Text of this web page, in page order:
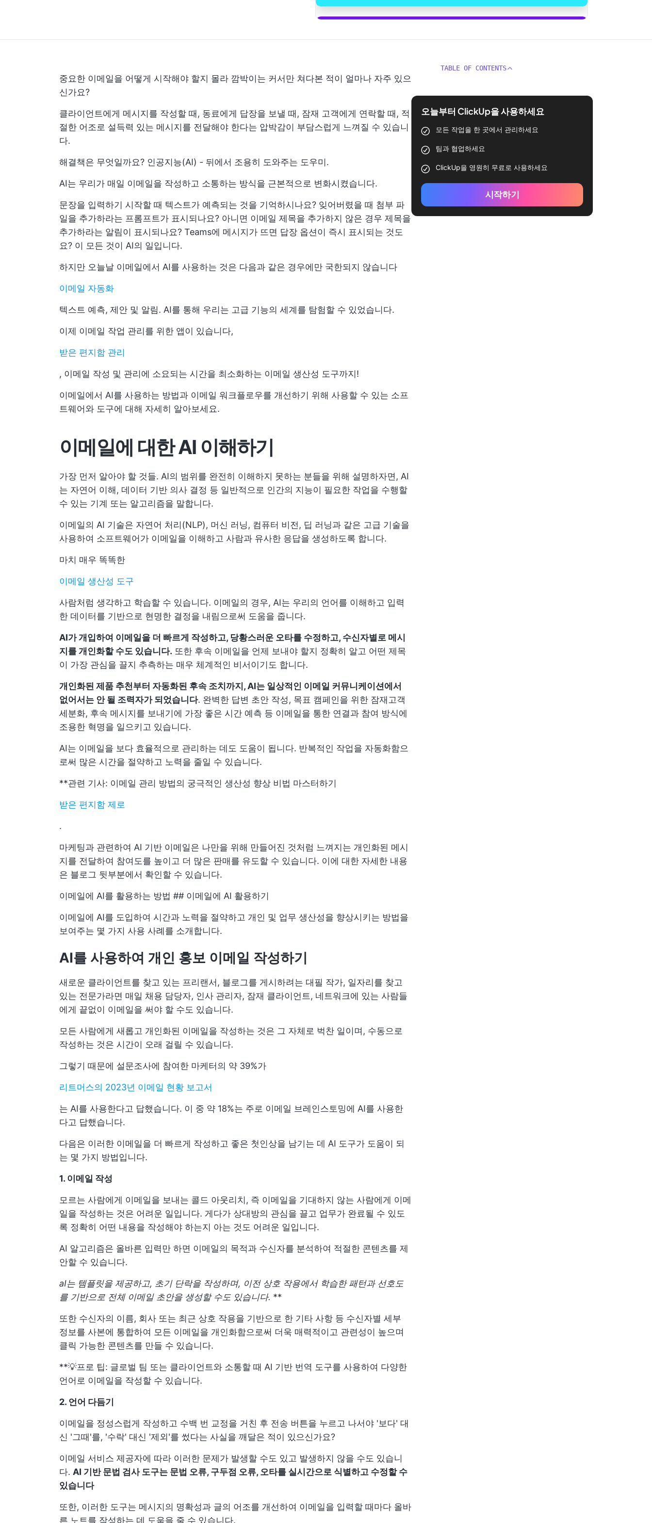
중요한 이메일을 어떻게 시작해야 할지 몰라 깜박이는 커서만 쳐다본 적이 얼마나 자주 있으
신가요?
클라이언트에게 메시지를 작성할 때, 동료에게 답장을 보낼 때, 잠재 고객에게 연락할 때, 적
절한 어조로 설득력 있는 메시지를 전달해야 한다는 압박감이 부담스럽게 느껴질 수 있습니
다.
해결책은 무엇일까요? 인공지능(AI) - 뒤에서 조용히 도와주는 도우미.
AI는 우리가 매일 이메일을 작성하고 소통하는 방식을 근본적으로 변화시켰습니다.
문장을 입력하기 시작할 때 텍스트가 예측되는 것을 기억하시나요? 잊어버렸을 때 첨부 파
일을 추가하라는 프롬프트가 표시되나요? 아니면 이메일 제목을 추가하지 않은 경우 제목을
추가하라는 알림이 표시되나요? Teams에 메시지가 뜨면 답장 옵션이 즉시 표시되는 것도
요? 이 모든 것이 AI의 일입니다.
하지만 오늘날 이메일에서 AI를 사용하는 것은 다음과 같은 경우에만 국한되지 않습니다
이메일 자동화
텍스트 예측, 제안 및 알림. AI를 통해 우리는 고급 기능의 세계를 탐험할 수 있었습니다.
이제 이메일 작업 관리를 위한 앱이 있습니다,
받은 편지함 관리
, 이메일 작성 및 관리에 소요되는 시간을 최소화하는 이메일 생산성 도구까지!
이메일에서 AI를 사용하는 방법과 이메일 워크플로우를 개선하기 위해 사용할 수 있는 소프
트웨어와 도구에 대해 자세히 알아보세요.
이메일에 대한 AI 이해하기
가장 먼저 알아야 할 것들. AI의 범위를 완전히 이해하지 못하는 분들을 위해 설명하자면, AI
는 자연어 이해, 데이터 기반 의사 결정 등 일반적으로 인간의 지능이 필요한 작업을 수행할
수 있는 기계 또는 알고리즘을 말합니다.
이메일의 AI 기술은 자연어 처리(NLP), 머신 러닝, 컴퓨터 비전, 딥 러닝과 같은 고급 기술을
사용하여 소프트웨어가 이메일을 이해하고 사람과 유사한 응답을 생성하도록 합니다.
마치 매우 똑똑한
이메일 생산성 도구
사람처럼 생각하고 학습할 수 있습니다. 이메일의 경우, AI는 우리의 언어를 이해하고 입력
한 데이터를 기반으로 현명한 결정을 내림으로써 도움을 줍니다.
AI가 개입하여 이메일을 더 빠르게 작성하고, 당황스러운 오타를 수정하고, 수신자별로 메시
지를 개인화할 수도 있습니다. 또한 후속 이메일을 언제 보내야 할지 정확히 알고 어떤 제목
이 가장 관심을 끌지 추측하는 매우 체계적인 비서이기도 합니다.
개인화된 제품 추천부터 자동화된 후속 조치까지, AI는 일상적인 이메일 커뮤니케이션에서
없어서는 안 될 조력자가 되었습니다. 완벽한 답변 초안 작성, 목표 캠페인을 위한 잠재고객
세분화, 후속 메시지를 보내기에 가장 좋은 시간 예측 등 이메일을 통한 연결과 참여 방식에
조용한 혁명을 일으키고 있습니다.
AI는 이메일을 보다 효율적으로 관리하는 데도 도움이 됩니다. 반복적인 작업을 자동화함으
로써 많은 시간을 절약하고 노력을 줄일 수 있습니다.
**관련 기사: 이메일 관리 방법의 궁극적인 생산성 향상 비법 마스터하기
받은 편지함 제로
.
마케팅과 관련하여 AI 기반 이메일은 나만을 위해 만들어진 것처럼 느껴지는 개인화된 메시
지를 전달하여 참여도를 높이고 더 많은 판매를 유도할 수 있습니다. 이에 대한 자세한 내용
은 블로그 뒷부분에서 확인할 수 있습니다.
이메일에 AI를 활용하는 방법 ## 이메일에 AI 활용하기
이메일에 AI를 도입하여 시간과 노력을 절약하고 개인 및 업무 생산성을 향상시키는 방법을
보여주는 몇 가지 사용 사례를 소개합니다.
AI를 사용하여 개인 홍보 이메일 작성하기
새로운 클라이언트를 찾고 있는 프리랜서, 블로그를 게시하려는 대필 작가, 일자리를 찾고
있는 전문가라면 매일 채용 담당자, 인사 관리자, 잠재 클라이언트, 네트워크에 있는 사람들
에게 끝없이 이메일을 써야 할 수도 있습니다.
모든 사람에게 새롭고 개인화된 이메일을 작성하는 것은 그 자체로 벅찬 일이며, 수동으로
작성하는 것은 시간이 오래 걸릴 수 있습니다.
그렇기 때문에 설문조사에 참여한 마케터의 약 39%가
리트머스의 2023년 이메일 현황 보고서
는 AI를 사용한다고 답했습니다. 이 중 약 18%는 주로 이메일 브레인스토밍에 AI를 사용한
다고 답했습니다.
다음은 이러한 이메일을 더 빠르게 작성하고 좋은 첫인상을 남기는 데 AI 도구가 도움이 되
는 몇 가지 방법입니다.
1. 이메일 작성
모르는 사람에게 이메일을 보내는 콜드 아웃리치, 즉 이메일을 기대하지 않는 사람에게 이메
일을 작성하는 것은 어려운 일입니다. 게다가 상대방의 관심을 끌고 업무가 완료될 수 있도
록 정확히 어떤 내용을 작성해야 하는지 아는 것도 어려운 일입니다.
AI 알고리즘은 올바른 입력만 하면 이메일의 목적과 수신자를 분석하여 적절한 콘텐츠를 제
안할 수 있습니다.
aI는 템플릿을 제공하고, 초기 단락을 작성하며, 이전 상호 작용에서 학습한 패턴과 선호도
를 기반으로 전체 이메일 초안을 생성할 수도 있습니다. **
또한 수신자의 이름, 회사 또는 최근 상호 작용을 기반으로 한 기타 사항 등 수신자별 세부
정보를 사본에 통합하여 모든 이메일을 개인화함으로써 더욱 매력적이고 관련성이 높으며
클릭 가능한 콘텐츠를 만들 수 있습니다.
**💡프로 팁: 글로벌 팀 또는 클라이언트와 소통할 때 AI 기반 번역 도구를 사용하여 다양한
언어로 이메일을 작성할 수 있습니다.
2. 언어 다듬기
이메일을 정성스럽게 작성하고 수백 번 교정을 거친 후 전송 버튼을 누르고 나서야 '보다' 대
신 '그때'를, '수락' 대신 '제외'를 썼다는 사실을 깨달은 적이 있으신가요?
이메일 서비스 제공자에 따라 이러한 문제가 발생할 수도 있고 발생하지 않을 수도 있습니
다. AI 기반 문법 검사 도구는 문법 오류, 구두점 오류, 오타를 실시간으로 식별하고 수정할 수
있습니다
또한, 이러한 도구는 메시지의 명확성과 글의 어조를 개선하여 이메일을 입력할 때마다 올바
른 노트를 작성하는 데 도움을 줄 수 있습니다.
TABLE OF CONTENTS
오늘부터 ClickUp을 사용하세요
모든 작업을 한 곳에서 관리하세요
팀과 협업하세요
ClickUp을 영원히 무료로 사용하세요
시작하기